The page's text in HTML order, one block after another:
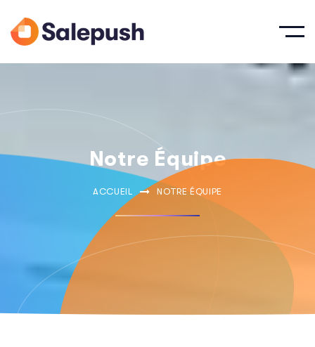
Notre Équipe
ACCUEIL NOTRE ÉQUIPE